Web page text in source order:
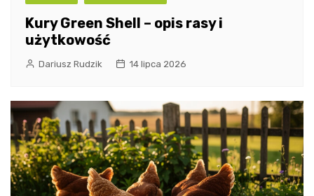
Kury Green Shell – opis rasy i
użytkowość
Dariusz Rudzik 14 lipca 2026